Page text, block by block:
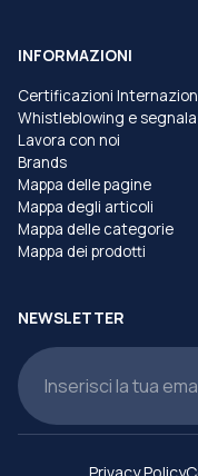
INFORMAZIONI
Certificazioni
Whistleblowing e
Lavora con noi
Brands
Mappa delle pagine
Mappa degli articoli
Mappa delle categorie
Mappa dei prodotti
NEWSLETTER
Privacy Policy